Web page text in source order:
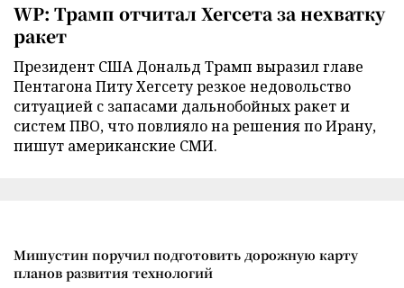
WP: Трамп отчитал Хегсета за нехватку
ракет
Президент США Дональд Трамп выразил главе
Пентагона Питу Хегсету резкое недовольство
ситуацией с запасами дальнобойных ракет и
систем ПВО, что повлияло на решения по Ирану,
пишут американские СМИ.
Мишустин поручил подготовить дорожную карту
планов развития технологий